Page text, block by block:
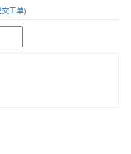
交工单)